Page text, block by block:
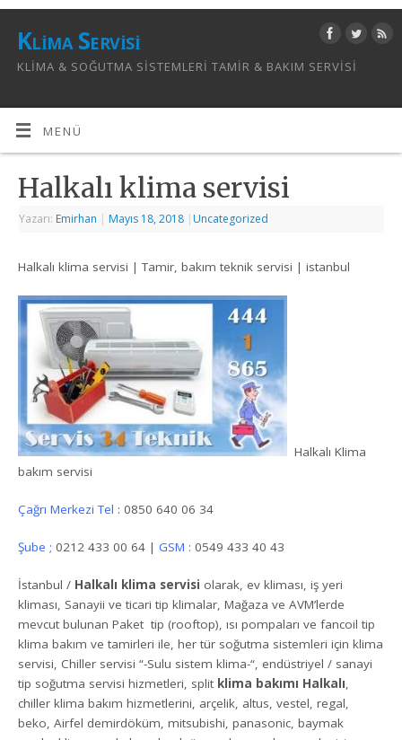
Klima Servisi
KLIMA & SOĞUTMA SISTEMLERI TAMIR & BAKIM SERVISI
MENÜ
Halkalı klima servisi
Yazarı: Emirhan | Mayıs 18, 2018 | Uncategorized
Halkalı klima servisi | Tamir, bakım teknik servisi | istanbul
Halkalı Klima
bakım servisi
Çağrı Merkezi Tel : 0850 640 06 34
Şube ;0212 433 00 64 |GSM : 0549 433 40 43
İstanbul / Halkalı klima servisi olarak, ev kliması, iş yeri
kliması, Sanayii ve ticari tip klimalar, Mağaza ve AVM’lerde
mevcut bulunan Paket tip (rooftop), ısı pompaları ve fancoil tip
klima bakım ve tamirleri ile, her tür soğutma sistemleri için klima
servisi, Chiller servisi “-Sulu sistem klima-“, endüstriyel / sanayi
tip soğutma servisi hizmetleri, split klima bakımı Halkalı,
chiller klima bakım hizmetlerini, arçelik, altus, vestel, regal,
beko, Airfel demirdöküm, mitsubishi, panasonic, baymak